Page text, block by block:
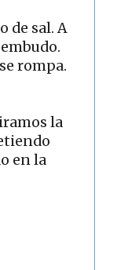
de sal. A
rompa.
la
en la